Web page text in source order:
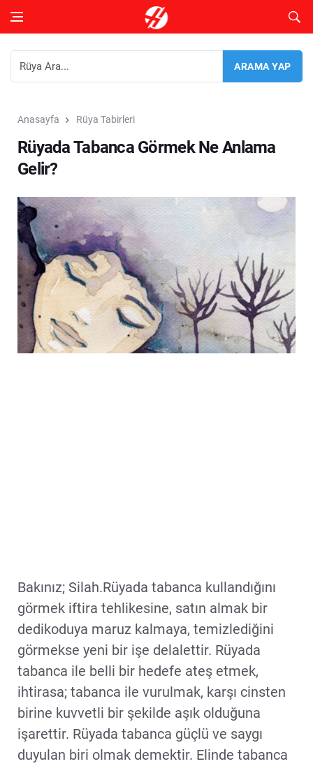
Anasayfa Rüya Tabirleri
Rüyada Tabanca Görmek Ne Anlama
Gelir?
Bakınız; Silah.Rüyada tabanca kullandığını
görmek iftira tehlikesine, satın almak bir
dedikoduya maruz kalmaya, temizlediğini
görmekse yeni bir işe delalettir. Rüyada
tabanca ile belli bir hedefe ateş etmek,
ihtirasa; tabanca ile vurulmak, karşı cinsten
birine kuvvetli bir şekilde aşık olduğuna
işarettir. Rüyada tabanca güçlü ve saygı
duyulan biri olmak demektir. Elinde tabanca